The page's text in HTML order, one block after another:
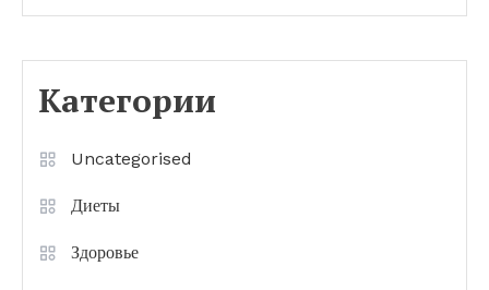
Категории
Uncategorised
Диеты
Здоровье